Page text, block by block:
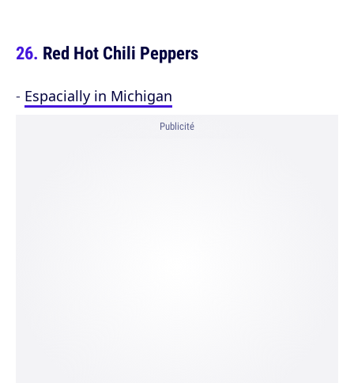
Red Hot Chili Peppers
- Espacially in Michigan
Publicité